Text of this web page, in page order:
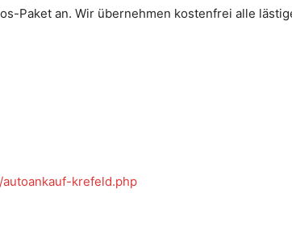
Paket an. Wir übernehmen kostenfrei alle
krefeld.php